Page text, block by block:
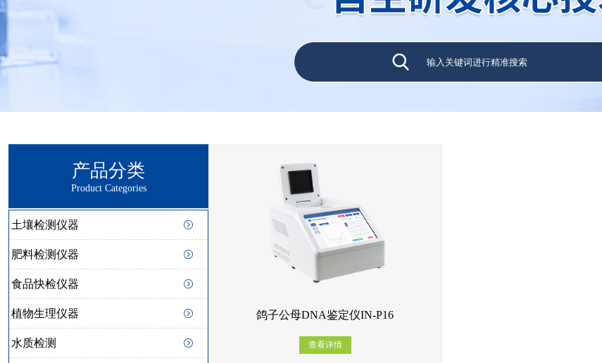
产品分类
Product Categories
土壤检测仪器
肥料检测仪器
食品快检仪器
植物生理仪器
水质检测
鸽子公母DNA鉴定仪IN-P16
查看详情